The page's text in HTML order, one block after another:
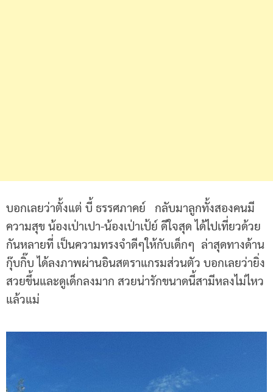
บอกเลยว่าตั้งแต่ บี้ ธรรศภาคย์ กลับมาลูกทั้งสองคนมี
ความสุข น้องเป่าเปา-น้องเป่าเป้ย์ ดีใจสุด ได้ไปเที่ยวด้วย
กันหลายที่ เป็นความทรงจำดีๆให้กับเด็กๆ ล่าสุดทางด้าน
กุ๊บกิ๊บ ได้ลงภาพผ่านอินสตราแกรมส่วนตัว บอกเลยว่ายิ่ง
สวยขึ้นและดูเด็กลงมาก สวยน่ารักขนาดนี้สามีหลงไม่ไหว
แล้วแม่